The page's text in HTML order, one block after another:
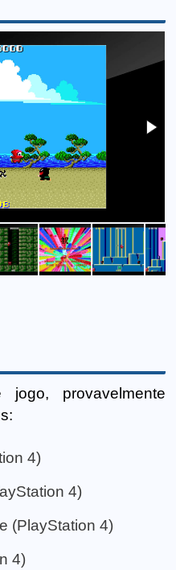
provavelmente
4)
4)
(PlayStation 4)
4)